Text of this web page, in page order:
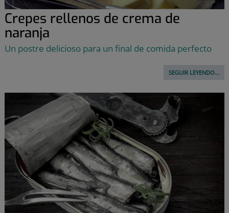
Crepes rellenos de crema de
naranja
Un postre delicioso para un final de comida perfecto
SEGUIR LEYENDO...